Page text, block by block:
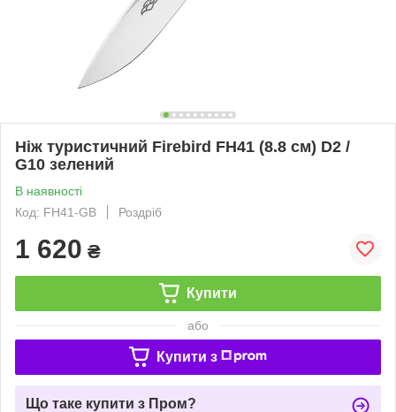
Ніж туристичний Firebird FH41 (8.8 см) D2 /
G10 зелений
В наявності
Код: FH41-GB
Роздріб
1 620 ₴
Купити
або
Купити з
Що таке купити з Пром?